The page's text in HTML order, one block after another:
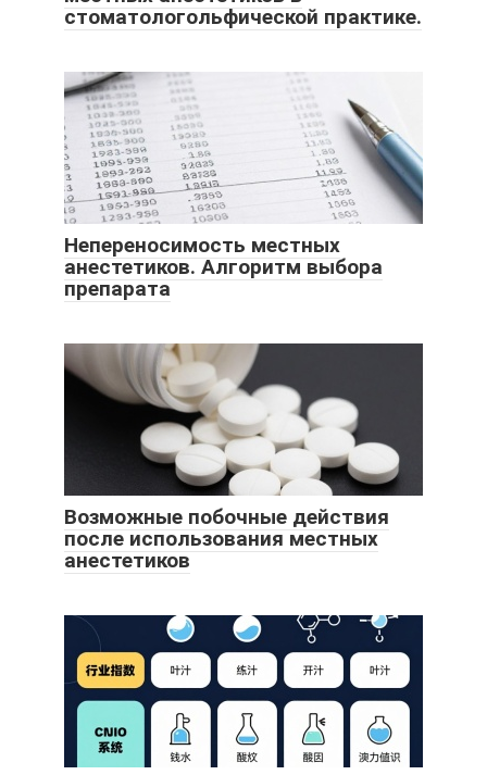
стоматологольфической практике.
Непереносимость местных
анестетиков. Алгоритм выбора
препарата
Возможные побочные действия
после использования местных
анестетиков